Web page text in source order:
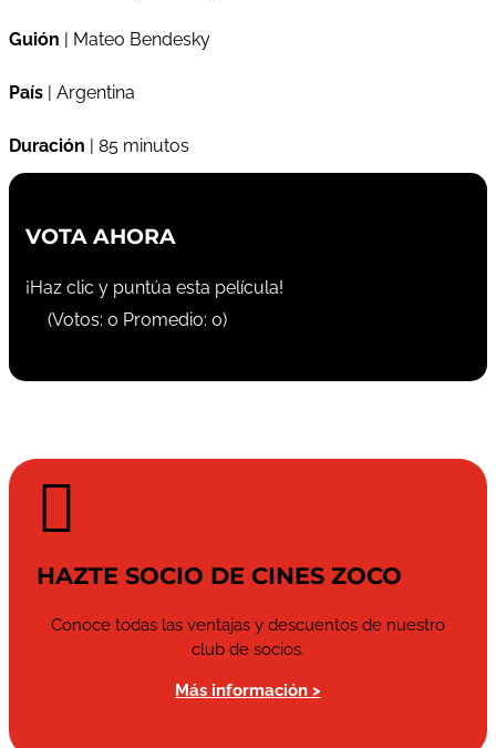
Guión | Mateo Bendesky
País | Argentina
Duración | 85 minutos
VOTA AHORA
¡Haz clic y puntúa esta película!
(Votos: 0 Promedio: 0)

HAZTE SOCIO DE CINES ZOCO
Conoce todas las ventajas y descuentos de nuestro
club de socios.
Más información >